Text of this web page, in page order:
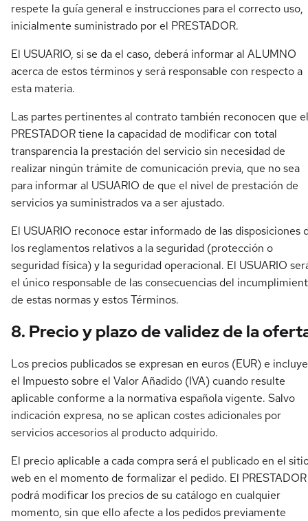
respete la guía general e instrucciones para el correcto uso,
inicialmente suministrado por el PRESTADOR.
El USUARIO, si se da el caso, deberá informar al ALUMNO
acerca de estos términos y será responsable con respecto a
esta materia.
Las partes pertinentes al contrato también reconocen que el
PRESTADOR tiene la capacidad de modificar con total
transparencia la prestación del servicio sin necesidad de
realizar ningún trámite de comunicación previa, que no sea
para informar al USUARIO de que el nivel de prestación de
servicios ya suministrados va a ser ajustado.
El USUARIO reconoce estar informado de las disposiciones
los reglamentos relativos a la seguridad (protección o
seguridad física) y la seguridad operacional. El USUARIO
el único responsable de las consecuencias del
de estas normas y estos Términos.
8. Precio y plazo de validez de la
Los precios publicados se expresan en euros (EUR) e
el Impuesto sobre el Valor Añadido (IVA) cuando resulte
aplicable conforme a la normativa española vigente. Salvo
indicación expresa, no se aplican costes adicionales por
servicios accesorios al producto adquirido.
El precio aplicable a cada compra será el publicado en el
web en el momento de formalizar el pedido. El PRESTADOR
podrá modificar los precios de su catálogo en cualquier
momento, sin que ello afecte a los pedidos previamente